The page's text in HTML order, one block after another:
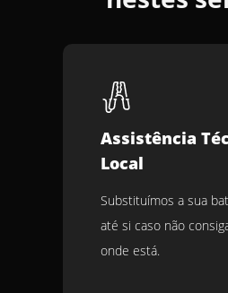
Assistência
Local
Substituímos a sua
até si caso não
onde está.